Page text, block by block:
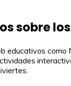
sobre